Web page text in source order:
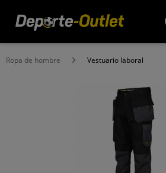
Ropa de hombre Vestuario laboral